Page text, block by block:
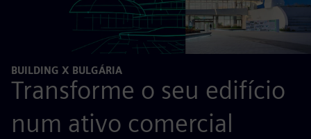
BUILDING X BULGÁRIA
Transforme o seu edifício
num ativo comercial